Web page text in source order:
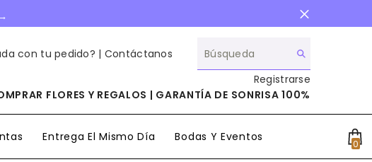
con tu pedido? | Contáctanos
Registrarse
FLORES Y REGALOS | GARANTÍA DE SONRISA 100%
Entrega El Mismo Día Bodas Y Eventos
00